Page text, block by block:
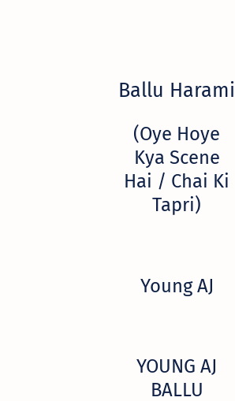
Ballu Harami
(Oye Hoye
Kya Scene
Hai / Chai Ki
Tapri)
Young AJ
YOUNG AJ
BALLU